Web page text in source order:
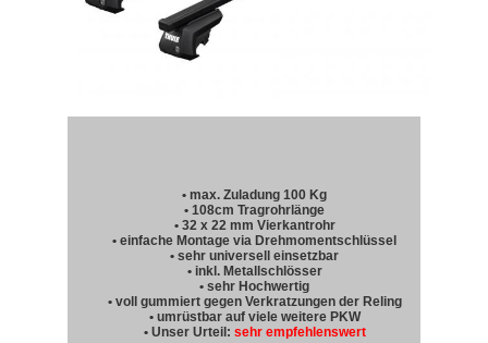
• max. Zuladung 100 Kg
• 108cm Tragrohrlänge
• 32 x 22 mm Vierkantrohr
• einfache Montage via Drehmomentschlüssel
• sehr universell einsetzbar
• inkl. Metallschlösser
• sehr Hochwertig
• voll gummiert gegen Verkratzungen der Reling
• umrüstbar auf viele weitere PKW
• Unser Urteil: sehr empfehlenswert